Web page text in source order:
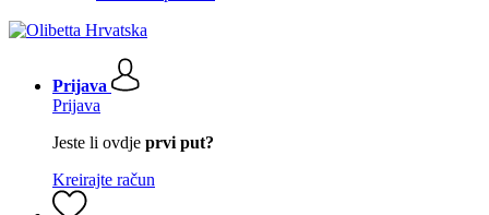
Prijava
Prijava
Jeste li ovdje prvi put?
Kreirajte račun